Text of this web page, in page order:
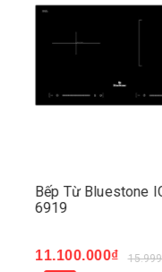
Bếp Từ Bluestone
6919
11.100.000₫